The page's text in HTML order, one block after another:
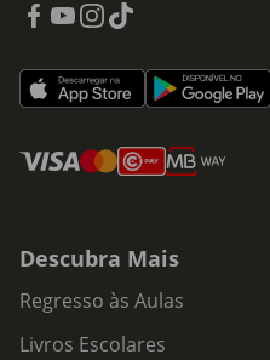
Descubra Mais
Regresso às Aulas
Livros Escolares